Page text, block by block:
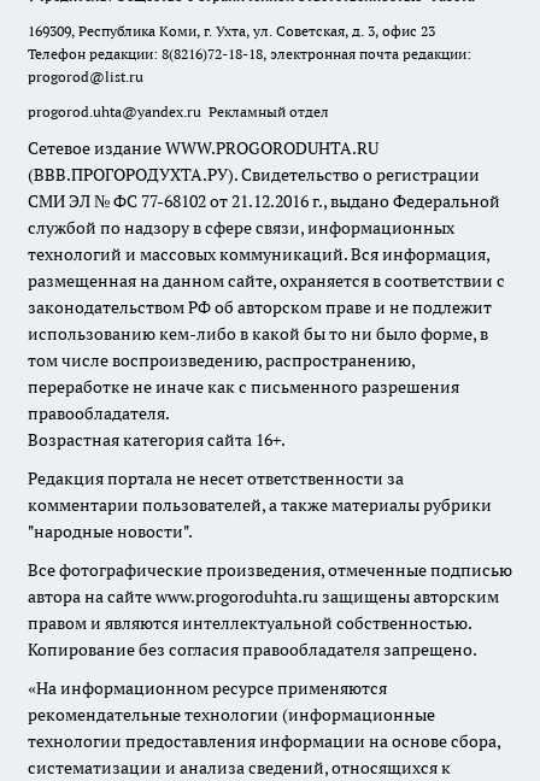
169309, Республика Коми, г. Ухта, ул. Советская, д. 3, офис 23
Телефон редакции: 8(8216)72-18-18, электронная почта редакции:
progorod@list.ru
progorod.uhta@yandex.ru Рекламный отдел
Сетевое издание WWW.PROGORODUHTA.RU
(ВВВ.ПРОГОРОДУХТА.РУ). Свидетельство о регистрации
СМИ ЭЛ № ФС 77-68102 от 21.12.2016 г., выдано Федеральной
службой по надзору в сфере связи, информационных
технологий и массовых коммуникаций. Вся информация,
размещенная на данном сайте, охраняется в соответствии с
законодательством РФ об авторском праве и не подлежит
использованию кем-либо в какой бы то ни было форме, в
том числе воспроизведению, распространению,
переработке не иначе как с письменного разрешения
правообладателя.
Возрастная категория сайта 16+.
Редакция портала не несет ответственности за
комментарии пользователей, а также материалы рубрики
"народные новости".
Все фотографические произведения, отмеченные подписью
автора на сайте www.progoroduhta.ru защищены авторским
правом и являются интеллектуальной собственностью.
Копирование без согласия правообладателя запрещено.
«На информационном ресурсе применяются
рекомендательные технологии (информационные
технологии предоставления информации на основе сбора,
систематизации и анализа сведений, относящихся к